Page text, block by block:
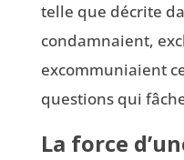
telle que décrite
condamnaient,
excommuniaient
questions qui
La force